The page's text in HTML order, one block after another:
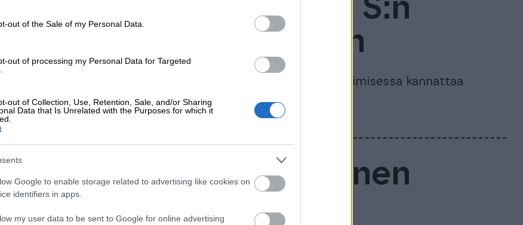
out of the Sale of my Personal Data.
out of processing my Personal Data for Targeted
out of Collection, Use, Retention, Sale, and/or Sharing
Data that Is Unrelated with the Purposes for which it
Google to enable storage related to advertising like cookies on
identifiers in apps.
my user data to be sent to Google for online advertising
laatiminen – tutustu LTS:n
sisältöön ja LTS-pohjiin
Milloin liiketoimintasuunnitelma on pakollinen, ja mitä sen laatimisessa kannattaa
huomioida? Tutustu LTS:n sisältöön ja LTS-pohjiin.
Toiminimen perustaminen
haltuun – näin aloitat